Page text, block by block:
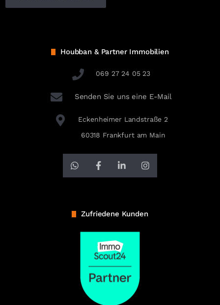
Houbban & Partner Immobilien
069 27 24 05 23
Senden Sie uns eine E-Mail
Eckenheimer Landstraße 2
60318 Frankfurt am Main
Zufriedene Kunden